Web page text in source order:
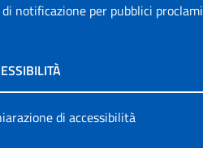
notificazione per pubblici proclami
di accessibilità